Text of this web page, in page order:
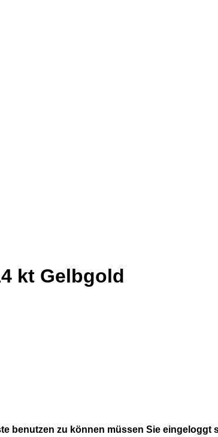
kt Gelbgold
benutzen zu können müssen Sie eingeloggt